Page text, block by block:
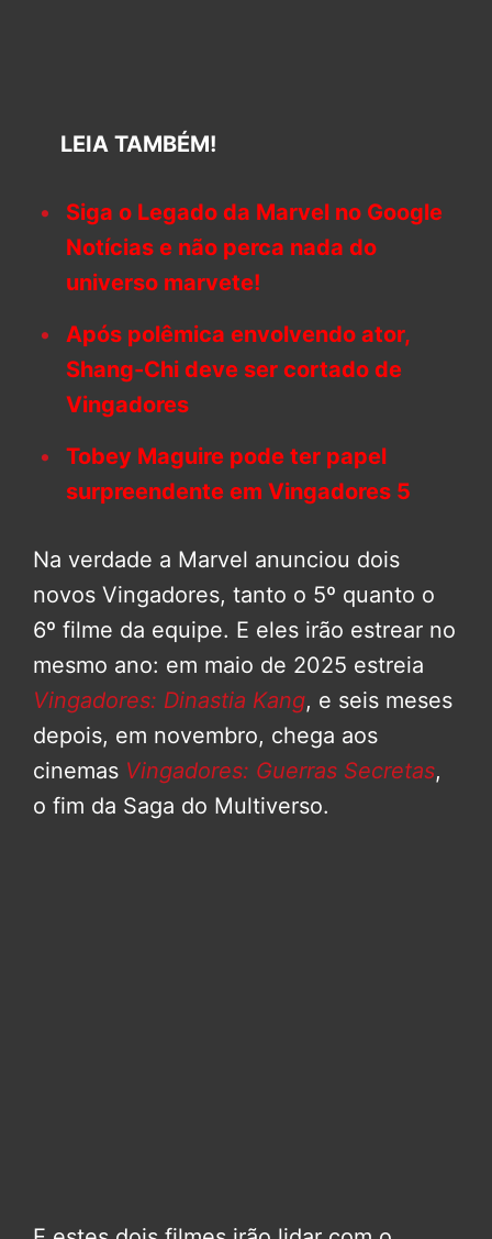
LEIA TAMBÉM!
Siga o Legado da Marvel no Google
Notícias e não perca nada do
universo marvete!
Após polêmica envolvendo ator,
Shang-Chi deve ser cortado de
Vingadores
Tobey Maguire pode ter papel
surpreendente em Vingadores 5
Na verdade a Marvel anunciou dois
novos Vingadores, tanto o 5º quanto o
6º filme da equipe. E eles irão estrear no
mesmo ano: em maio de 2025 estreia
Vingadores: Dinastia Kang, e seis meses
depois, em novembro, chega aos
cinemas Vingadores: Guerras Secretas,
o fim da Saga do Multiverso.